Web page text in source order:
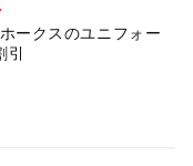
ークスのユニフォー